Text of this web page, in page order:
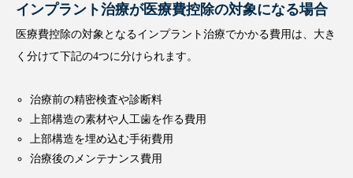
インプラント治療が医療費控除の対象になる場合
医療費控除の対象となるインプラント治療でかかる費用は、大き
く分けて下記の4つに分けられます。
治療前の精密検査や診断料
上部構造の素材や人工歯を作る費用
上部構造を埋め込む手術費用
治療後のメンテナンス費用